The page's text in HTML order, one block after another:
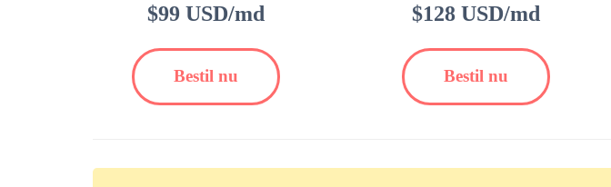
$99 USD/md
Bestil nu
$128 USD/md
Bestil nu